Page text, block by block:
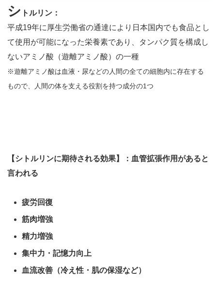
シ トルリン：
平成19年に厚生労働省の通達により日本国内でも食品とし
て使用が可能になった栄養素であり、タンパク質を構成し
ないアミノ酸（遊離アミノ酸）の一種
※遊離アミノ酸は血液・尿などの人間の全ての細胞内に存在する
もので、人間の体を支える役割を持つ成分の1つ
【シトルリンに期待される効果】： 血管拡張作用があると
言われる
疲労回復
筋肉増強
精力増強
集中力・記憶力向上
血流改善（冷え性・肌の保湿など）